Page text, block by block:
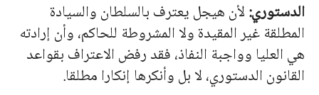
الدستوري:لأن هيجل يعترف بالسلطان والسيادة
المطلقة غير المقيدة ولا المشروطة للحاكم، وأن إرادته
هي العليا وواجبة النفاذ، فقد رفض الاعتراف بقواعد
القانون الدستوري، لا بل وأنكرها إنكارا مطلقا.